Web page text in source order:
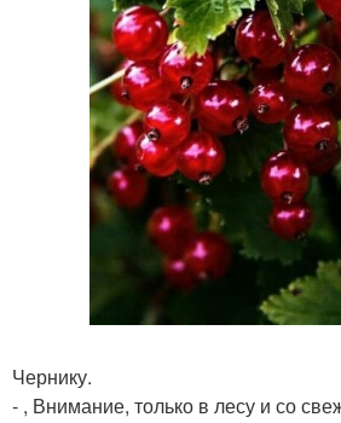
Чернику.
- , Внимание, только в лесу и со